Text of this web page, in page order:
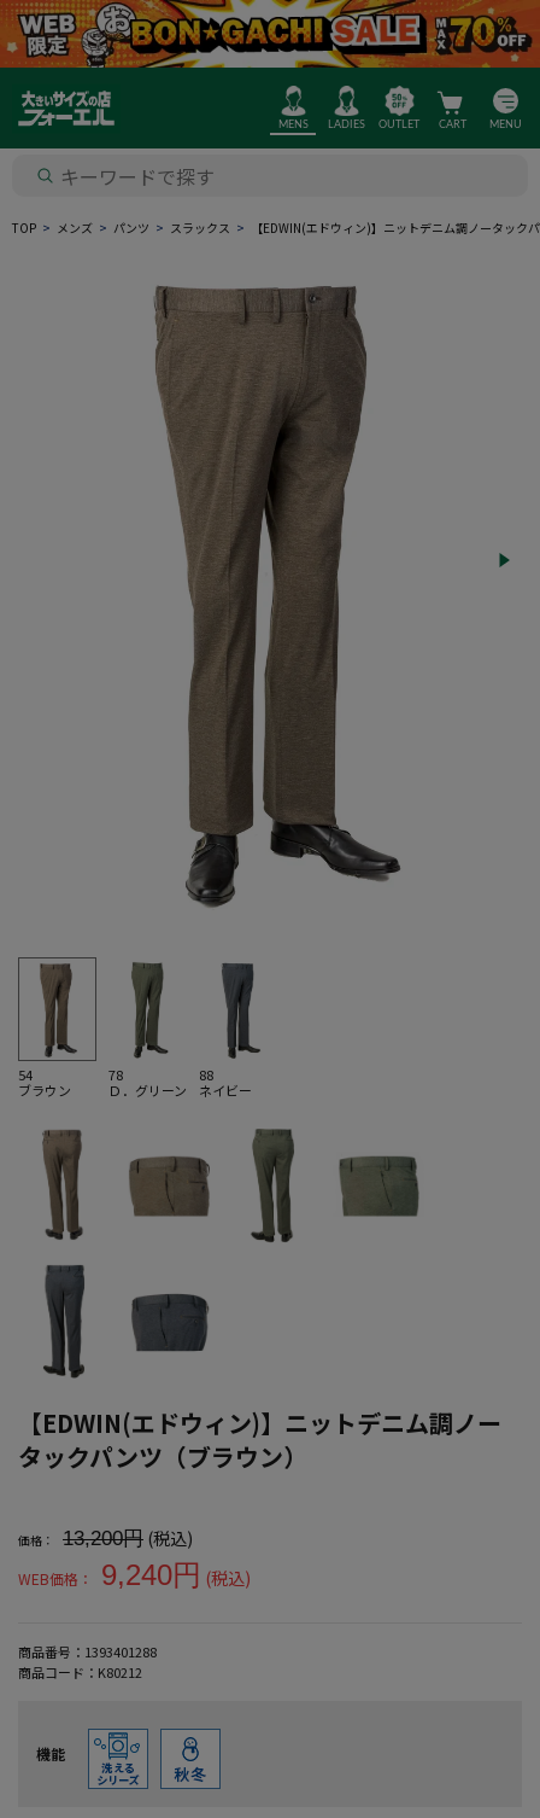
MENS LADIES OUTLET CART MENU
TOP メンズ パンツ スラックス 【EDWIN(エドウィン)】ニットデニム調ノータック
54
ブラウン
78
Ｄ．グリーン
88
ネイビー
【EDWIN(エドウィン)】ニットデニム調ノー
タックパンツ（ブラウン）
価格： 13,200円 (税込)
WEB価格： 9,240円 (税込)
商品番号： 1393401288
商品コード： K80212
機能